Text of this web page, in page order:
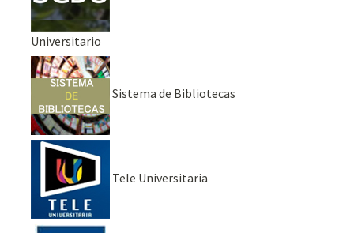
Universitario
Sistema de Bibliotecas
Tele Universitaria